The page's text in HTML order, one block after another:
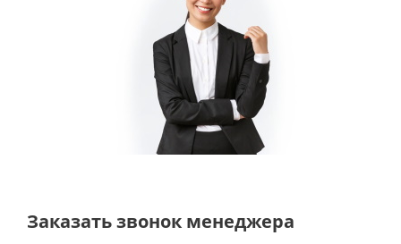
Заказать звонок менеджера